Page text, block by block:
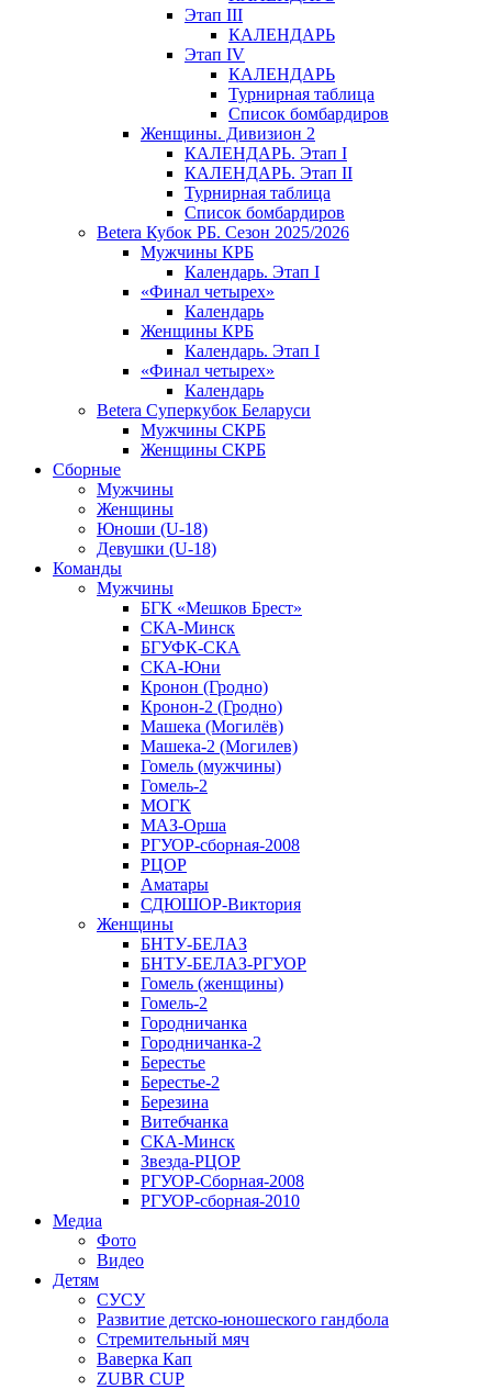
Этап III
КАЛЕНДАРЬ
Этап IV
КАЛЕНДАРЬ
Турнирная таблица
Список бомбардиров
Женщины. Дивизион 2
КАЛЕНДАРЬ. Этап I
КАЛЕНДАРЬ. Этап II
Турнирная таблица
Список бомбардиров
Betera Кубок РБ. Сезон 2025/2026
Мужчины КРБ
Календарь. Этап I
«Финал четырех»
Календарь
Женщины КРБ
Календарь. Этап I
«Финал четырех»
Календарь
Betera Суперкубок Беларуси
Мужчины СКРБ
Женщины СКРБ
Сборные
Мужчины
Женщины
Юноши (U-18)
Девушки (U-18)
Команды
Мужчины
БГК «Мешков Брест»
СКА-Минск
БГУФК-СКА
СКА-Юни
Кронон (Гродно)
Кронон-2 (Гродно)
Машека (Могилёв)
Машека-2 (Могилев)
Гомель (мужчины)
Гомель-2
МОГК
МАЗ-Орша
РГУОР-сборная-2008
РЦОР
Аматары
СДЮШОР-Виктория
Женщины
БНТУ-БЕЛАЗ
БНТУ-БЕЛАЗ-РГУОР
Гомель (женщины)
Гомель-2
Городничанка
Городничанка-2
Берестье
Берестье-2
Березина
Витебчанка
СКА-Минск
Звезда-РЦОР
РГУОР-Сборная-2008
РГУОР-сборная-2010
Медиа
Фото
Видео
Детям
СУСУ
Развитие детско-юношеского гандбола
Стремительный мяч
Ваверка Кап
ZUBR CUP